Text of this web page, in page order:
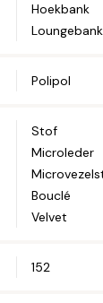
Hoekbank
Loungebank
Polipol
Stof
Microleder
Bouclé
Velvet
152